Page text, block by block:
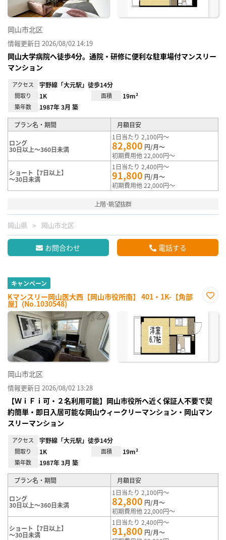
岡山市北区
情報更新日 2026/08/02 14:19
岡山大学病院へ徒歩4分。通院・研修に便利な駐車場付マンスリー
マンション
アクセス 宇野線「大元駅」徒歩14分
間取り 1K 面積 19m²
築年数 1987年 3月 築
プラン名・期間 月額目安
ロング
30日以上～360日未満
1日当たり 2,100円～
82,800 円/月～
初期費用他 22,000円～
ショート【7日以上】
～30日未満
1日当たり 2,400円～
91,800 円/月～
初期費用他 22,000円～
上階･眺望抜群
岡山県 岡山市北区
お問合わせ 電話する
キャンペーン
Kマンスリー岡山医大西【岡山市役所南】 401・1K-【角部
屋】(No.1030548)
に入
岡山市北区
情報更新日 2026/08/02 13:28
【ＷｉＦｉ可・２名利用可能】岡山市役所へ近く保証人不要で契
約簡単・即日入居可能な岡山ウィークリーマンション・岡山マン
スリーマンション
アクセス 宇野線「大元駅」徒歩14分
間取り 1K 面積 19m²
築年数 1987年 3月 築
プラン名・期間 月額目安
ロング
30日以上～360日未満
1日当たり 2,100円～
82,800 円/月～
初期費用他 22,000円～
ショート【7日以上】
～30日未満
1日当たり 2,400円～
91,800 円/月～